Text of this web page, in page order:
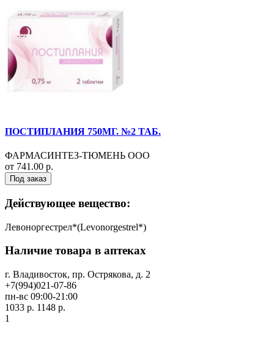
ПОСТИПЛАНИЯ 750МГ. №2 ТАБ.
ФАРМАСИНТЕЗ-ТЮМЕНЬ ООО
от 741.00 р.
Под заказ
Действующее вещество:
Левоноргестрел*(Levonorgestrel*)
Наличие товара в аптеках
г. Владивосток, пр. Острякова, д. 2
+7(994)021-07-86
пн-вс 09:00-21:00
1033 р. 1148 р.
1